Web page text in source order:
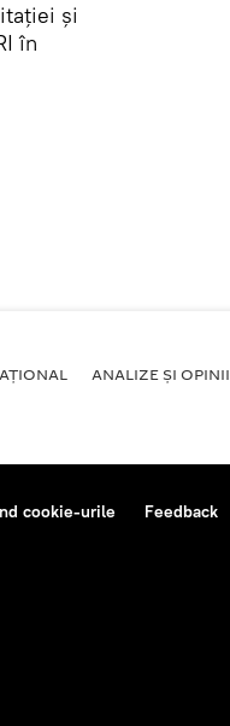
și
în
ANALIZE ȘI OPINII
cookie-urile Feedback